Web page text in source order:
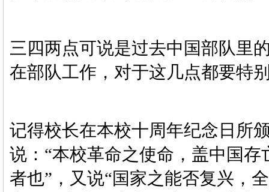
三四两点可说是过去中国部队里
在部队工作，对于这几点都要特
记得校长在本校十周年纪念日所
说：“本校革命之使命，盖中国
者也”，又说“国家之能否复兴，